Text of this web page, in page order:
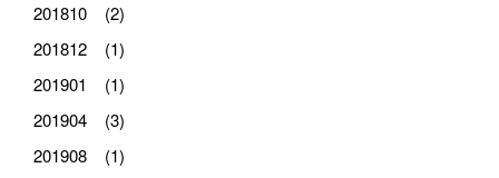
201810 (2)
201812 (1)
201901 (1)
201904 (3)
201908 (1)